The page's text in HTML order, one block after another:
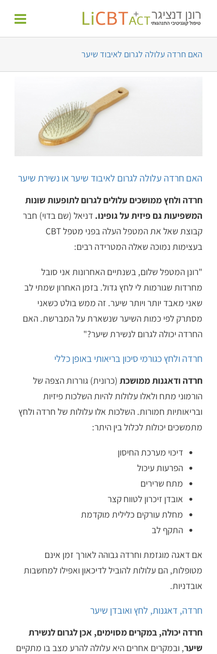
לתוכן
האם חרדה עלולה לגרום לאיבוד שיער
האם חרדה עלולה לגרום לאיבוד שיער או נשירת שיער
חרדה ולחץ ממושכים עלולים לגרום לתופעות שונות
המשפיעות גם פיזית על גופינו. דניאל (שם בדוי) חבר
קבוצת שאל את המטפל העלה בפני מטפל CBT
בעצימות נמוכה שאלה המטרידה רבים:
"רונן המטפל שלום, בשנתיים האחרונות אני סובל
מחרדות שגורמות לי לחץ גדול. בזמן האחרון שמתי לב
שאני מאבד יותר ויותר שיער. זה ממש בולט כשאני
מסתרק לפי כמות השיער שנשארת על המברשת. האם
החרדה יכולה לגרום לנשירת שיער?"
חרדה ולחץ כגורמי סיכון בריאותי באופן כללי
חרדה ודאגנות ממושכת (כרונית) גוררות הצפה של
הורמוני מתח ולאלו עלולות להיות השלכות פיזיות
ובריאותיות חמורות. השלכות אלו עלולות של חרדה ולחץ
מתמשכים יכולות לכלול בין היתר:
דיכוי מערכת החיסון
הפרעות עיכול
מתח שרירים
אובדן זיכרון לטווח קצר
מחלת עורקים כלילית מוקדמת
התקף לב
אם דאגה מוגזמת וחרדה גבוהה לאורך זמן אינם
מטופלות, הם עלולות להוביל לדיכאון ואפילו למחשבות
אובדניות.
חרדה, דאגנות, לחץ ואובדן שיער
חרדה יכולה, במקרים מסוימים, אכן לגרום לנשירת
שיער, ובמקרים אחרים היא עלולה להרע מצב בו מתקיים